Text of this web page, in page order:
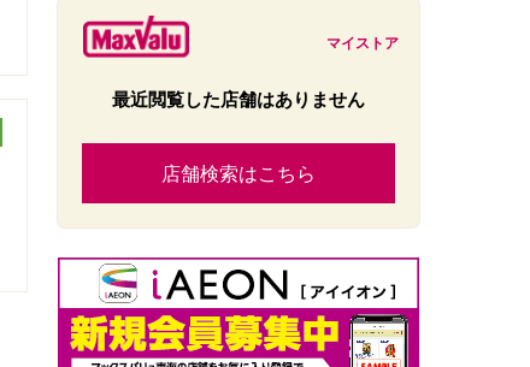
マイストア
最近閲覧した店舗はありません
店舗検索はこちら